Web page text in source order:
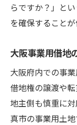
らですか？」と
を確保すること
大阪事業用借地
大阪府内での事
借地権の譲渡や
地主側も慎重に
真市の事業用土